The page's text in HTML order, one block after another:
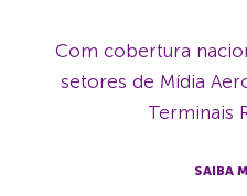
Com cobertura
setores de Mídia
Terminais
SAIBA